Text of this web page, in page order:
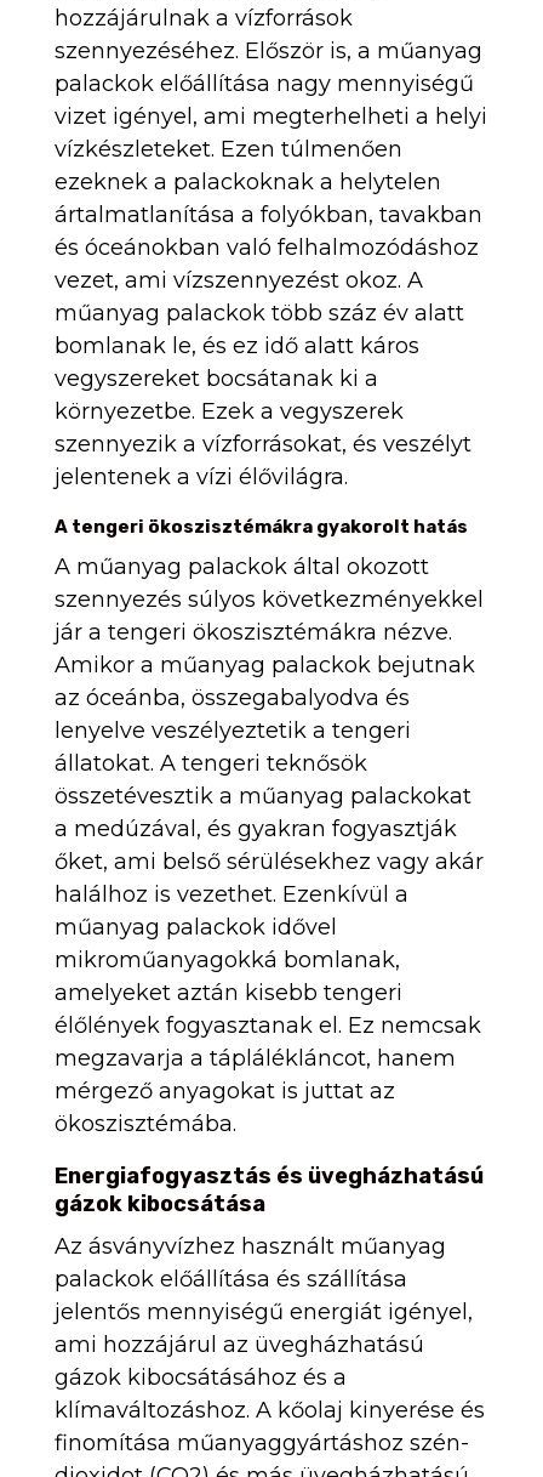
hozzájárulnak a vízforrások
szennyezéséhez. Először is, a műanyag
palackok előállítása nagy mennyiségű
vizet igényel, ami megterhelheti a helyi
vízkészleteket. Ezen túlmenően
ezeknek a palackoknak a helytelen
ártalmatlanítása a folyókban, tavakban
és óceánokban való felhalmozódáshoz
vezet, ami vízszennyezést okoz. A
műanyag palackok több száz év alatt
bomlanak le, és ez idő alatt káros
vegyszereket bocsátanak ki a
környezetbe. Ezek a vegyszerek
szennyezik a vízforrásokat, és veszélyt
jelentenek a vízi élővilágra.
A tengeri ökoszisztémákra gyakorolt ​​hatás
A műanyag palackok által okozott
szennyezés súlyos következményekkel
jár a tengeri ökoszisztémákra nézve.
Amikor a műanyag palackok bejutnak
az óceánba, összegabalyodva és
lenyelve veszélyeztetik a tengeri
állatokat. A tengeri teknősök
összetévesztik a műanyag palackokat
a medúzával, és gyakran fogyasztják
őket, ami belső sérülésekhez vagy akár
halálhoz is vezethet. Ezenkívül a
műanyag palackok idővel
mikroműanyagokká bomlanak,
amelyeket aztán kisebb tengeri
élőlények fogyasztanak el. Ez nemcsak
megzavarja a táplálékláncot, hanem
mérgező anyagokat is juttat az
ökoszisztémába.
Energiafogyasztás és üvegházhatású
gázok kibocsátása
Az ásványvízhez használt műanyag
palackok előállítása és szállítása
jelentős mennyiségű energiát igényel,
ami hozzájárul az üvegházhatású
gázok kibocsátásához és a
klímaváltozáshoz. A kőolaj kinyerése és
finomítása műanyaggyártáshoz szén-